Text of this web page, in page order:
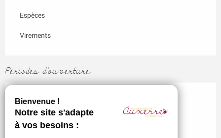
Espèces
Virements
Périodes d'ouverture
Du 1 mai 2026 au 31 décembre 2026
Ouvert toute l'année